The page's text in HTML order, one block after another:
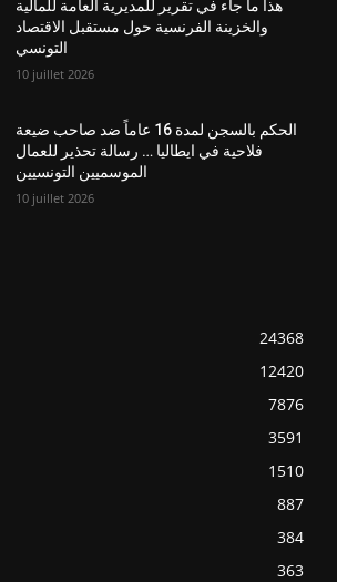
هذا ما جاء في تقرير للمديرية العامة للمالية
والخزينة الفرنسية حول مستقبل الاقتصاد
التونسي
10 juillet 2026
الحكم بالسجن لمدة 16 عاماً ضد صاحب ضيعة
فلاحية في ايطاليا … رسالة تحذير للعمال
الموسميين التونسيين
10 juillet 2026
24368
12420
7876
3591
1510
887
384
363